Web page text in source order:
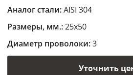
Аналог стали:AISI 304
Размеры, мм.:25х50
Диаметр проволоки:3
Уточнить